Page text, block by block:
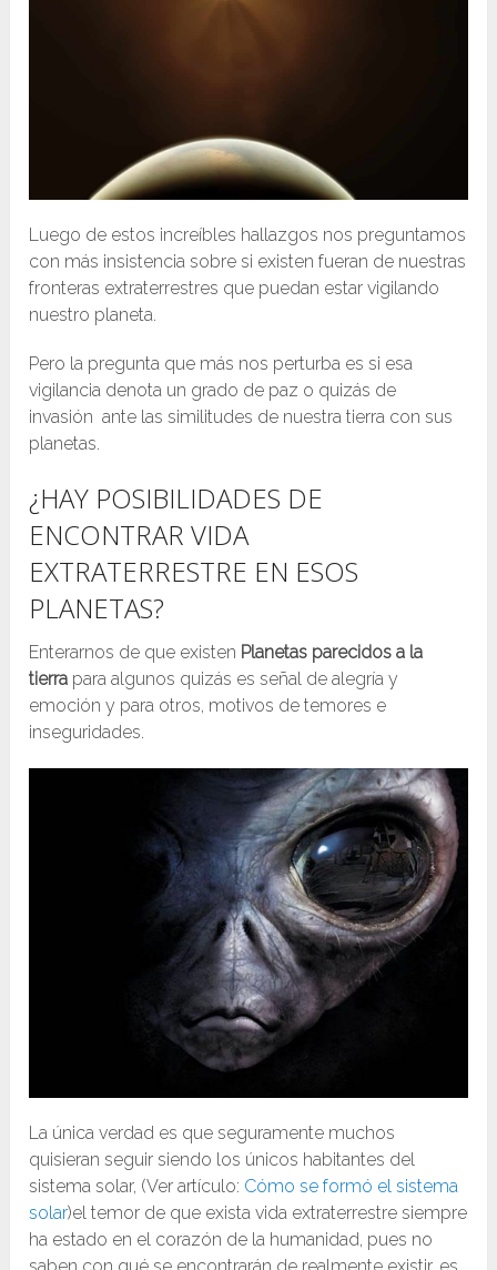
Luego de estos increíbles hallazgos nos preguntamos
con más insistencia sobre si existen fueran de nuestras
fronteras extraterrestres que puedan estar vigilando
nuestro planeta.
Pero la pregunta que más nos perturba es si esa
vigilancia denota un grado de paz o quizás de
invasión ante las similitudes de nuestra tierra con sus
planetas.
¿HAY POSIBILIDADES DE
ENCONTRAR VIDA
EXTRATERRESTRE EN ESOS
PLANETAS?
Enterarnos de que existen Planetas parecidos a la
tierra para algunos quizás es señal de alegría y
emoción y para otros, motivos de temores e
inseguridades.
La única verdad es que seguramente muchos
quisieran seguir siendo los únicos habitantes del
sistema solar, (Ver artículo: Cómo se formó el sistema
solar)el temor de que exista vida extraterrestre siempre
ha estado en el corazón de la humanidad, pues no